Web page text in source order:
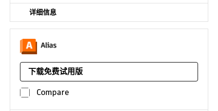
详细信息
件。有 Alias Concept、Alias Surface、Alias Design 和
Alias AutoStudio 可供选择
下载免费试用版
平台：
Alias Design 的定价
¥63066*
Compare